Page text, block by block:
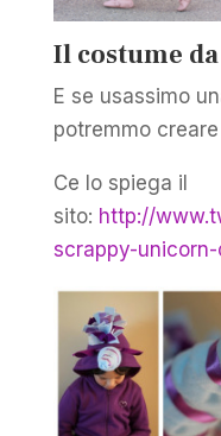
Il costume
E se usassimo
potremmo
Ce lo spiega il
sito: http://
scrappy-